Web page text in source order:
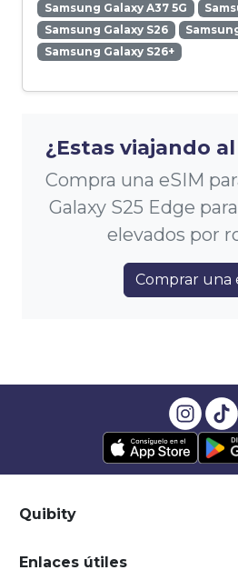
Samsung Galaxy A37 5G
Samsung Galaxy S26
Samsung Galaxy S26+
¿Estas viajando
Compra una eSIM
Galaxy S25 Edge
elevados por
Comprar una
Quibity
Enlaces útiles